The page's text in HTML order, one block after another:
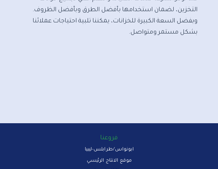
التخزين، لضمان استخدامها بأفضل الطرق وبأفضل الظروف.
وبفضل السعة الكبيرة للخزانات، يمكننا تلبية احتياجات عملائنا
بشكل مستمر ومتواصل.
فروعنا
ابونواس/طرابلس-ليبيا
موقع الانتاج الرئيسي